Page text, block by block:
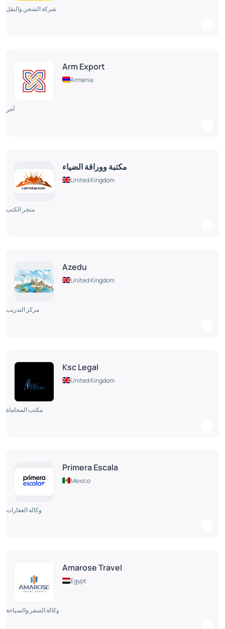
شركة الشحن والنقل
Arm Export
Armenia
آخر
مكتبة ووراقة الضياء
United Kingdom
متجر الكتب
Azedu
United Kingdom
مركز التدريب
Ksc Legal
United Kingdom
مكتب المحاماة
Primera Escala
Mexico
وكالة العقارات
Amarose Travel
Egypt
وكالة السفر والسياحة